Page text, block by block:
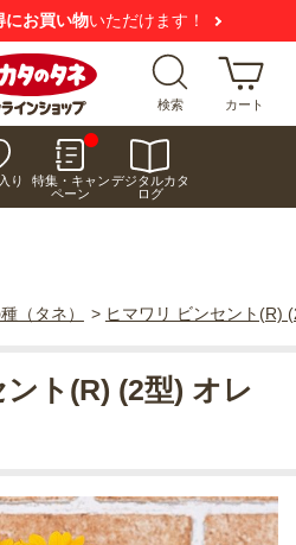
にお買い物いただけます！
検索 カート
り
特集・キャン
ペーン
デジタルカタ
ログ
（タネ） > ヒマワリ ビンセント(R)
ト(R) (2型) オレ